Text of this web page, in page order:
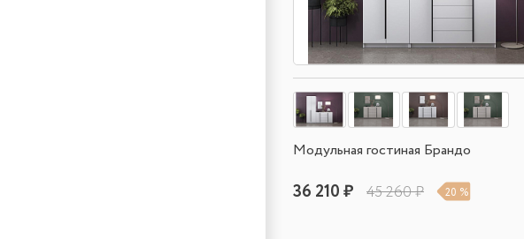
Модульная гостиная Брандо
36 210 ₽ 45 260 ₽ 20 %